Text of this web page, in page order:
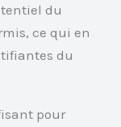
du
ce qui en
du
pour